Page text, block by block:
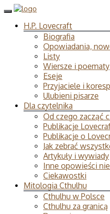
H.P. Lovecraft
Biografia
Opowiadania,
Listy
Wiersze i poematy
Eseje
Przyjaciele i
Ulubieni pisarze
Dla czytelnika
Od czego zacząć
Publikacje
Publikacje o
Jak zebrać
Artykuły i wywiady
Inne opowieści
Ciekawostki
Mitologia Cthulhu
Cthulhu w Polsce
Cthulhu za granicą